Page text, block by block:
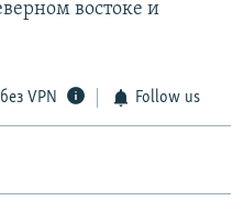
востоке и
VPN Follow us